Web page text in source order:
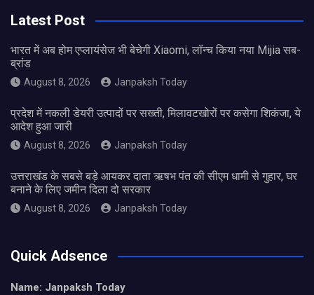
Latest Post
भारत में अब होम एप्लायंसेज भी बेचेगी Xiaomi, लॉन्च किया नया Mijia सब-
ब्रांड
August 8, 2026 Janpaksh Today
प्रदेश में नकली डेयरी उत्पादों पर सख्ती, मिलावटखोरों पर कसेगा शिकंजा, ये
आदेश हुआ जारी
August 8, 2026 Janpaksh Today
उत्तराखंड के सबसे बड़े आयकर दाता ऋषभ पंत की सीएम धामी से गुहार, घर
बनाने के लिए जमीन दिला दो सरकार
August 8, 2026 Janpaksh Today
Quick Adsence
Name: Janpaksh Today